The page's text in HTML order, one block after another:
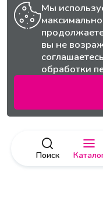
Поиск
Мы
вы не
обработки